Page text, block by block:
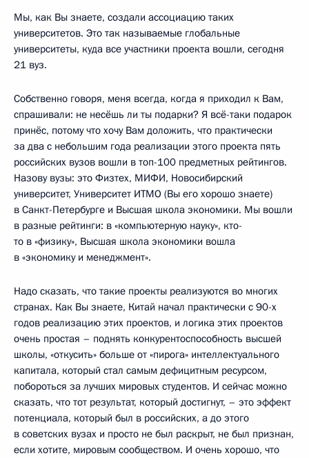
Мы, как Вы знаете, создали ассоциацию таких
университетов. Это так называемые глобальные
университеты, куда все участники проекта вошли, сегодня
21 вуз.
Собственно говоря, меня всегда, когда я приходил к Вам,
спрашивали: не несёшь ли ты подарки? Я всё-таки подарок
принёс, потому что хочу Вам доложить, что практически
за два с небольшим года реализации этого проекта пять
российских вузов вошли в топ-100 предметных рейтингов.
Назову вузы: это Физтех, МИФИ, Новосибирский
университет, Университет ИТМО (Вы его хорошо знаете)
в Санкт-Петербурге и Высшая школа экономики. Мы вошли
в разные рейтинги: в «компьютерную науку», кто-
то в «физику», Высшая школа экономики вошла
в «экономику и менеджмент».
Надо сказать, что такие проекты реализуются во многих
странах. Как Вы знаете, Китай начал практически с 90-х
годов реализацию этих проектов, и логика этих проектов
очень простая – поднять конкурентоспособность высшей
школы, «откусить» больше от «пирога» интеллектуального
капитала, который стал самым дефицитным ресурсом,
побороться за лучших мировых студентов. И сейчас можно
сказать, что тот результат, который достигнут, – это эффект
потенциала, который был в российских, а до этого
в советских вузах и просто не был раскрыт, не был признан,
если хотите, мировым сообществом. И очень хорошо, что